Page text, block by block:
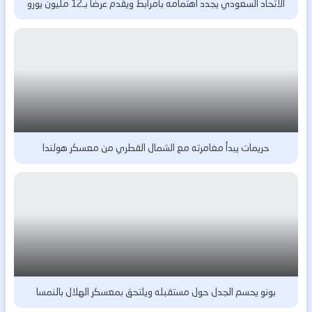
الاتحاد السعودي يجدد اهتمامه بأمرابط ويقدم عرضاً بـ12 مليون يورو
حريمات يبدأ مغامرته مع الشمال القطري من معسكر هولندا
بونو يحسم الجدل حول مستقبله ويلتحق بمعسكر الهلال بالنمسا